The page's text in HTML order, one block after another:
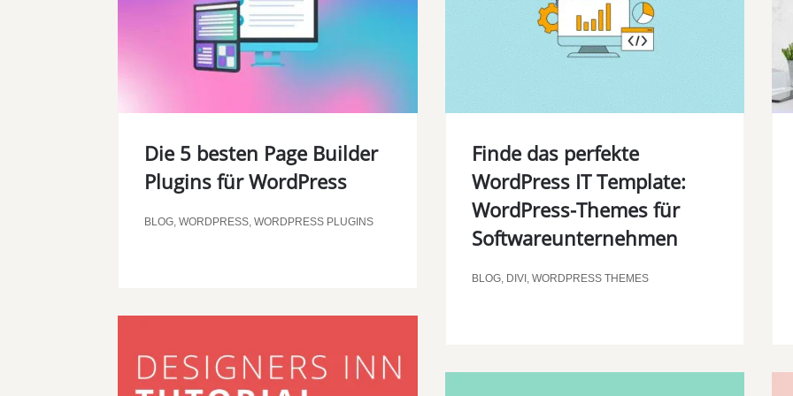
Die 5 besten Page Builder
Plugins für WordPress
BLOG,WORDPRESS,WORDPRESS PLUGINS
Finde das perfekte
WordPress IT Template:
WordPress-Themes für
Softwareunternehmen
BLOG, DIVI , WORDPRESS THEMES